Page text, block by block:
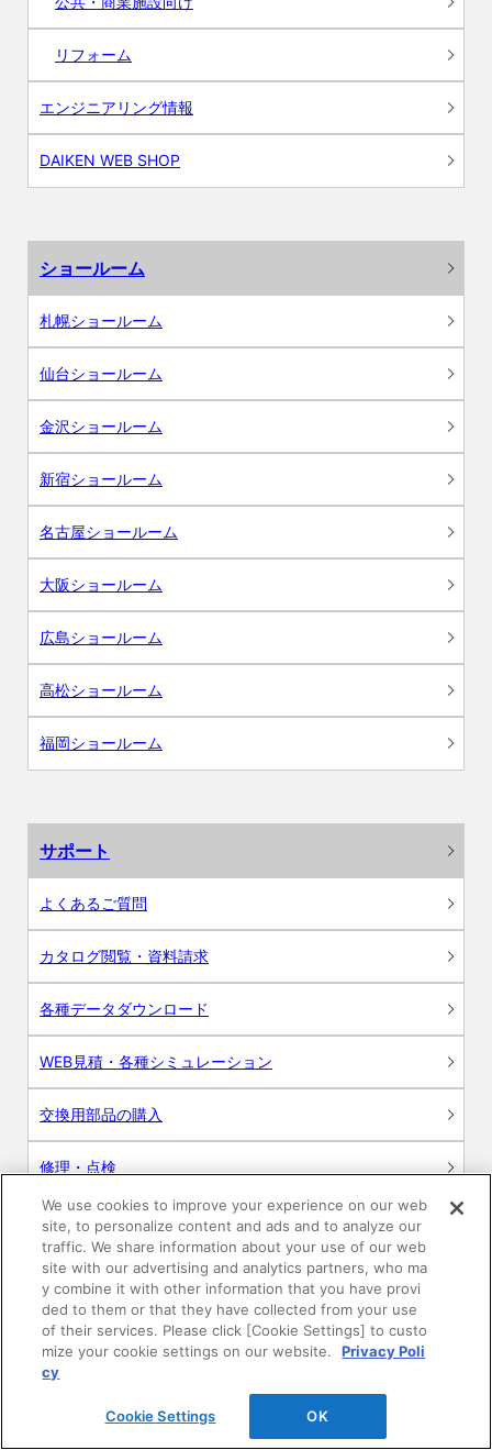
リフォーム
エンジニアリング情報
DAIKEN WEB SHOP
ショールーム
札幌ショールーム
仙台ショールーム
金沢ショールーム
新宿ショールーム
名古屋ショールーム
大阪ショールーム
広島ショールーム
高松ショールーム
福岡ショールーム
サポート
よくあるご質問
カタログ閲覧・資料請求
各種データダウンロード
WEB見積・各種シミュレーション
交換用部品の購入
修理・点検
お問い合わせ
ログイン
建築・設計関係者様向けサイト
ユーザー登録サービス
WEB見積システム
We use cookies to improve your experience on our web
site, to personalize content and ads and to analyze our
traffic. We share information about your use of our web
site with our advertising and analytics partners, who ma
y combine it with other information that you have provi
ded to them or that they have collected from your use
of their services. Please click [Cookie Settings] to custo
mize your cookie settings on our website.
Privacy Poli
cy
Cookie Settings OK